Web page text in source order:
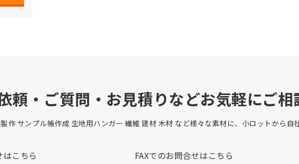
頼・ご質問・お見積りなどお気軽にご
製作 サンプル帳作成 生地用ハンガー 繊維 建材 木材 など様々な素材に、小ロットから自
こちら FAXでのお問合せはこちら